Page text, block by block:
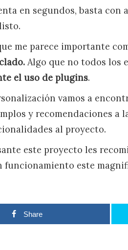
en segundos, basta con
me parece importante
Algo que no todos los
el uso de plugins.
vamos a
y recomendaciones
al proyecto.
este proyecto les
funcionamiento este
Share